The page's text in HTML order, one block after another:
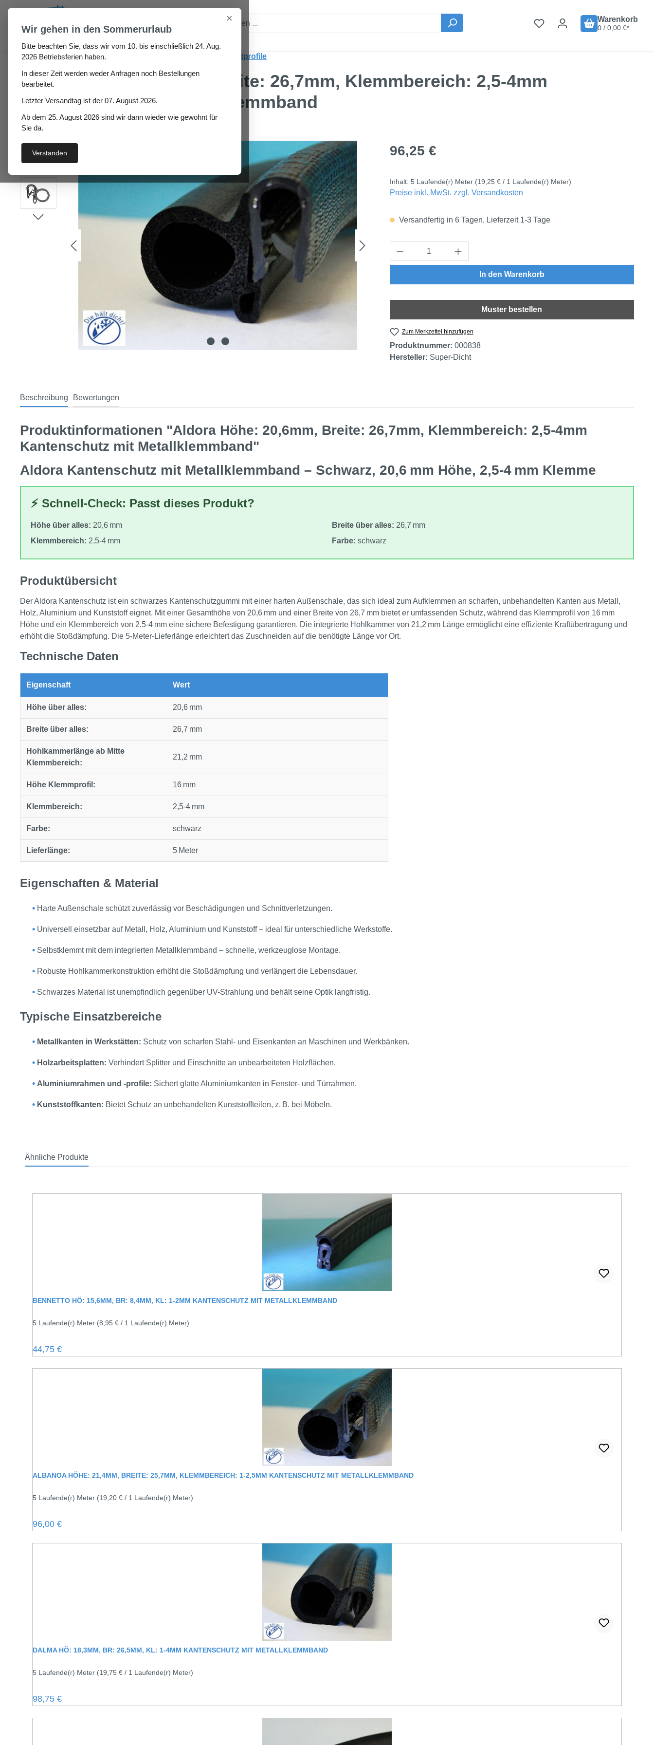
Hauptinhalt springen
Zur Suche springen
Warenkorb
0 / 0,00 €*
Auto / Wohnmobil / Boot Kantenschutzdichtprofile
Aldora Höhe: 20,6mm, Breite: 26,7mm, Klemmbereich: 2,5-4mm
Kantenschutz mit Metallklemmband
Bildergalerie überspringen Regulärer Preis:
96,25 €
Inhalt: 5 Laufende(r) Meter (19,25 € / 1 Laufende(r) Meter)
Preise inkl. MwSt. zzgl. Versandkosten
Versandfertig in 6 Tagen, Lieferzeit 1-3 Tage
Produkt Anzahl: Gib den gewünschten Wert ein
In den Warenkorb
Muster bestellen
Zum Merkzettel hinzufügen
Produktnummer: 000838
Hersteller: Super-Dicht
Beschreibung Bewertungen
Produktinformationen "Aldora Höhe: 20,6mm, Breite: 26,7mm, Klemmbereich: 2,5-4mm
Kantenschutz mit Metallklemmband"
Aldora Kantenschutz mit Metallklemmband – Schwarz, 20,6 mm Höhe, 2,5‑4 mm Klemme
⚡ Schnell-Check: Passt dieses Produkt?
Höhe über alles: 20,6 mm Breite über alles: 26,7 mm
Klemmbereich: 2,5‑4 mm Farbe: schwarz
Produktübersicht
Der Aldora Kantenschutz ist ein schwarzes Kantenschutzgummi mit einer harten Außenschale, das sich ideal zum Aufklemmen an scharfen, unbehandelten Kanten aus Metall,
Holz, Aluminium und Kunststoff eignet. Mit einer Gesamthöhe von 20,6 mm und einer Breite von 26,7 mm bietet er umfassenden Schutz, während das Klemmprofil von 16 mm
Höhe und ein Klemmbereich von 2,5‑4 mm eine sichere Befestigung garantieren. Die integrierte Hohlkammer von 21,2 mm Länge ermöglicht eine effiziente Kraftübertragung und
erhöht die Stoßdämpfung. Die 5‑Meter‑Lieferlänge erleichtert das Zuschneiden auf die benötigte Länge vor Ort.
Technische Daten
Eigenschaft Wert
Höhe über alles: 20,6 mm
Breite über alles: 26,7 mm
Hohlkammerlänge ab Mitte
Klemmbereich:
21,2 mm
Höhe Klemmprofil: 16 mm
Klemmbereich: 2,5‑4 mm
Farbe: schwarz
Lieferlänge: 5 Meter
Eigenschaften & Material
• Harte Außenschale schützt zuverlässig vor Beschädigungen und Schnittverletzungen.
• Universell einsetzbar auf Metall, Holz, Aluminium und Kunststoff – ideal für unterschiedliche Werkstoffe.
• Selbstklemmt mit dem integrierten Metallklemmband – schnelle, werkzeuglose Montage.
• Robuste Hohlkammerkonstruktion erhöht die Stoßdämpfung und verlängert die Lebensdauer.
• Schwarzes Material ist unempfindlich gegenüber UV-Strahlung und behält seine Optik langfristig.
Typische Einsatzbereiche
• Metallkanten in Werkstätten: Schutz von scharfen Stahl- und Eisenkanten an Maschinen und Werkbänken.
• Holzarbeitsplatten: Verhindert Splitter und Einschnitte an unbearbeiteten Holzflächen.
• Aluminiumrahmen und -profile: Sichert glatte Aluminiumkanten in Fenster- und Türrahmen.
• Kunststoffkanten: Bietet Schutz an unbehandelten Kunststoffteilen, z. B. bei Möbeln.
Ähnliche Produkte
BENNETTO HÖ: 15,6MM, BR: 8,4MM, KL: 1-2MM KANTENSCHUTZ MIT METALLKLEMMBAND
5 Laufende(r) Meter (8,95 € / 1 Laufende(r) Meter)
Regulärer Preis:
44,75 €
ALBANOA HÖHE: 21,4MM, BREITE: 25,7MM, KLEMMBEREICH: 1-2,5MM KANTENSCHUTZ MIT METALLKLEMMBAND
5 Laufende(r) Meter (19,20 € / 1 Laufende(r) Meter)
Regulärer Preis:
96,00 €
DALMA HÖ: 18,3MM, BR: 26,5MM, KL: 1-4MM KANTENSCHUTZ MIT METALLKLEMMBAND
5 Laufende(r) Meter (19,75 € / 1 Laufende(r) Meter)
Regulärer Preis:
98,75 €
×
Wir gehen in den Sommerurlaub
Bitte beachten Sie, dass wir vom 10. bis einschließlich 24. Aug.
2026 Betriebsferien haben.
In dieser Zeit werden weder Anfragen noch Bestellungen
bearbeitet.
Letzter Versandtag ist der 07. August 2026.
Ab dem 25. August 2026 sind wir dann wieder wie gewohnt für
Sie da.
Verstanden